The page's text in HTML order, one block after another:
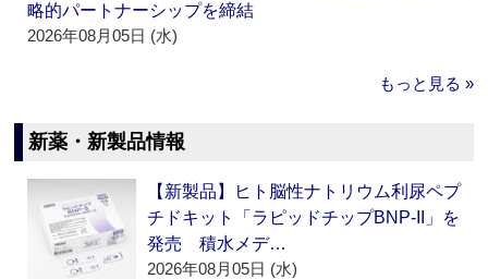
略的パートナーシップを締結
2026年08月05日 (水)
もっと見る »
新薬・新製品情報
【新製品】ヒト脳性ナトリウム利尿ペプ
チドキット「ラピッドチップBNP-II」を
発売 積水メデ…
2026年08月05日 (水)